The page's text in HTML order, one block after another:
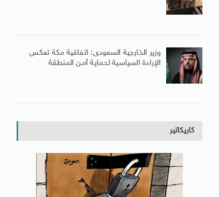
وزير الخارجية السعودى: اتفاقية مكة تعكس
الإرادة السياسية لحماية أمن المنطقة
كاريكاتير